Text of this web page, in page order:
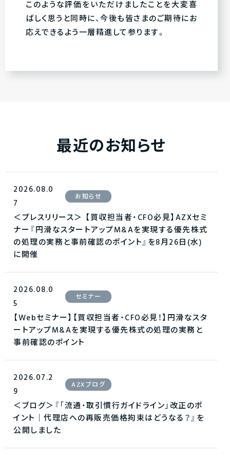
このような評価をいただけましたことを大変喜
ばしく思うと同時に、今後も皆さまのご期待にお
応えできるよう一層精進して参ります。
最近のお知らせ
2026.08.0
7
お知らせ
＜プレスリリース＞ 【買収担当者・CFO必見】AZXセミ
ナー『円滑なスタートアップM&Aを実現する優先株式
の処理の実務と事前確認のポイント』を8月26日(水)
に開催
2026.08.0
5
セミナー
【Webセミナー】【買収担当者・CFO必見！】円滑なスタ
ートアップM&Aを実現する優先株式の処理の実務と
事前確認のポイント
2026.07.2
9
AZXブログ
＜ブログ＞『「流通・取引慣行ガイドライン」改正のポ
イント｜代理店への再販売価格拘束はどうなる？』を
公開しました